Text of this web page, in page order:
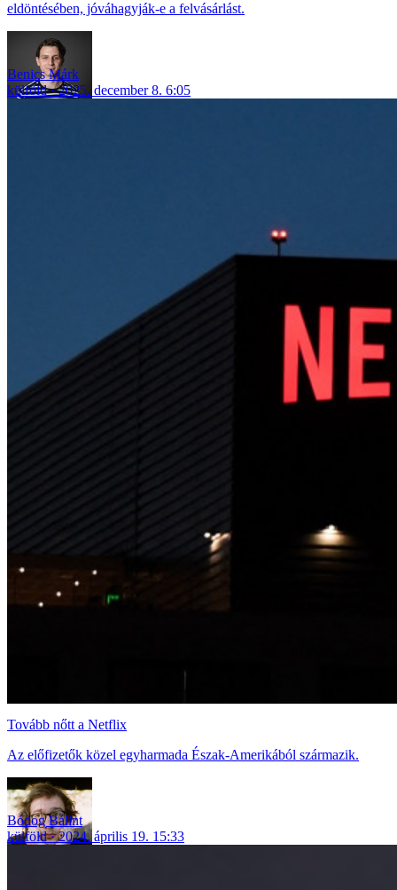
eldöntésében, jóváhagyják-e a felvásárlást.
Benics Márk
külföld
2025. december 8. 6:05
Tovább nőtt a Netflix
Az előfizetők közel egyharmada Észak-Amerikából származik.
Bódog Bálint
külföld
2024. április 19. 15:33